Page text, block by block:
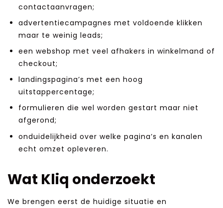
contactaanvragen;
advertentiecampagnes met voldoende klikken
maar te weinig leads;
een webshop met veel afhakers in winkelmand of
checkout;
landingspagina’s met een hoog
uitstappercentage;
formulieren die wel worden gestart maar niet
afgerond;
onduidelijkheid over welke pagina’s en kanalen
echt omzet opleveren.
Wat Kliq onderzoekt
We brengen eerst de huidige situatie en